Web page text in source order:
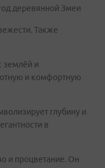
деревянной Змеи
Также
землёй и
и комфортную
глубину и
в
и процветание. Он